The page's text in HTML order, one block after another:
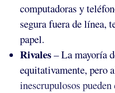
computadoras y
segura fuera de línea,
papel.
Rivales– La mayoría
equitativamente, pero
inescrupulosos